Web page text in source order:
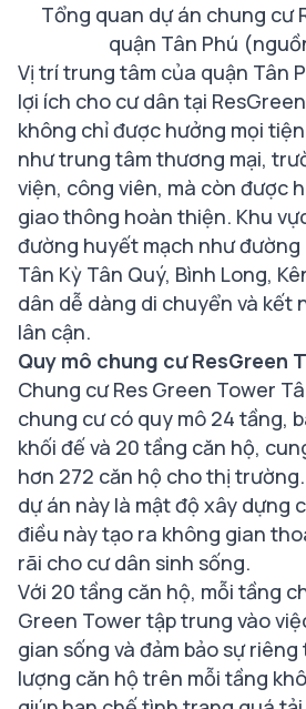
Tổng quan dự án chung cư
quận Tân Phú
Vị trí trung tâm của quận Tân
lợi ích cho cư dân tại
không chỉ được hưởng mọi
như trung tâm thương mại,
viện, công viên, mà còn được
giao thông hoàn thiện. Khu
đường huyết mạch như đường
Tân Kỳ Tân Quý, Bình Long,
dân dễ dàng di chuyển và kết
lân cận.
Quy mô chung cưResGreen
Chung cư Res Green Tower
chung cư có quy mô 24 tầng,
khối đế và 20 tầng căn hộ,
hơn 272 căn hộ cho thị
dự án này là mật độ xây dựng
điều này tạo ra không gian
rãi cho cư dân sinh sống.
Với 20 tầng căn hộ, mỗi tầng
Green Tower tập trung vào
gian sống và đảm bảo sự
lượng căn hộ trên mỗi tầng